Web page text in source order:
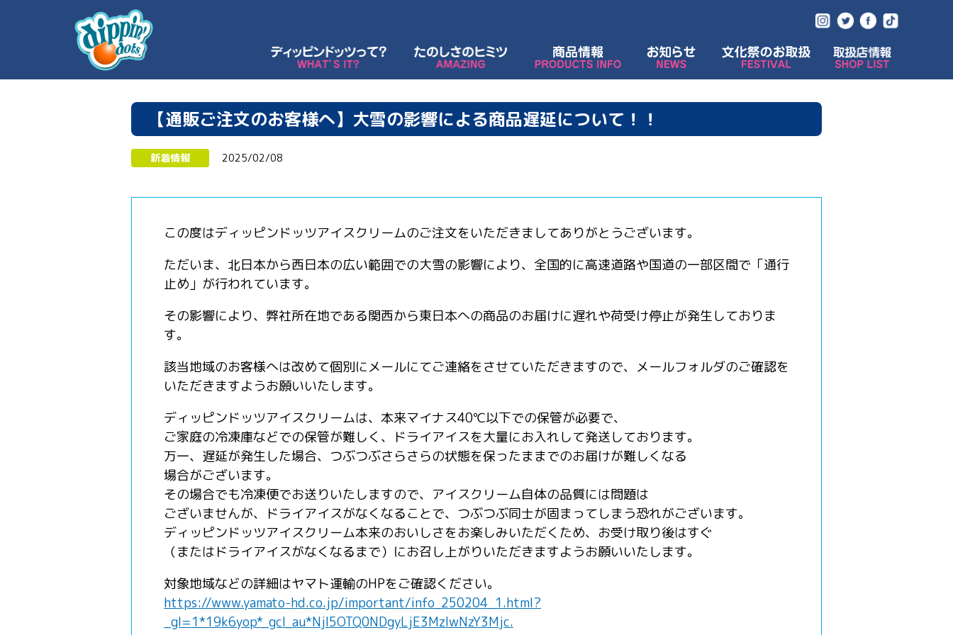
【通販ご注文のお客様へ】大雪の影響による商品遅延について！！
新着情報 2025/02/08
この度はディッピンドッツアイスクリームのご注文をいただきましてありがとうございます。
ただいま、北日本から西日本の広い範囲での大雪の影響により、全国的に高速道路や国道の一部区間で「通行
止め」が行われています。
その影響により、弊社所在地である関西から東日本への商品のお届けに遅れや荷受け停止が発生しておりま
す。
該当地域のお客様へは改めて個別にメールにてご連絡をさせていただきますので、メールフォルダのご確認を
いただきますようお願いいたします。
ディッピンドッツアイスクリームは、本来マイナス40℃以下での保管が必要で、
ご家庭の冷凍庫などでの保管が難しく、ドライアイスを大量にお入れして発送しております。
万一、遅延が発生した場合、つぶつぶさらさらの状態を保ったままでのお届けが難しくなる
場合がございます。
その場合でも冷凍便でお送りいたしますので、アイスクリーム自体の品質には問題は
ございませんが、ドライアイスがなくなることで、つぶつぶ同士が固まってしまう恐れがございます。
ディッピンドッツアイスクリーム本来のおいしさをお楽しみいただくため、お受け取り後はすぐ
（またはドライアイスがなくなるまで）にお召し上がりいただきますようお願いいたします。
対象地域などの詳細はヤマト運輸のHPをご確認ください。
https://www.yamato-hd.co.jp/important/info_250204_1.html?
_gl=1*19k6yop*_gcl_au*NjI5OTQ0NDgyLjE3MzIwNzY3Mjc.